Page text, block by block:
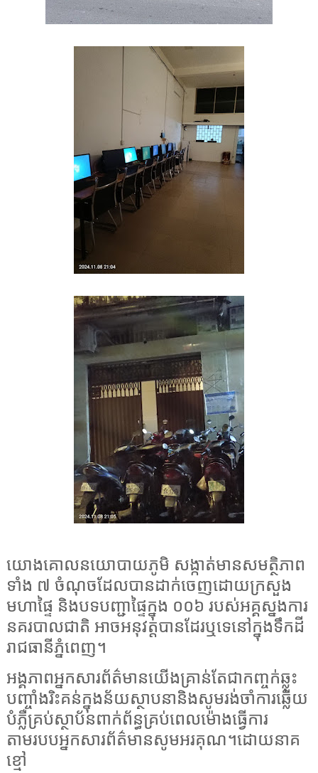
យោងគោលនយោបាយភូមិ សង្កាត់មានសមត្ថិភាព
ទាំង ៧ ចំណុចដែលបានដាក់ចេញដោយក្រសួង
មហាផ្ទៃ និងបទបញ្ជាផ្ទៃក្នុង ០០៦ របស់អគ្គស្នងការ
នគរបាលជាតិ អាចអនុវត្តបានដែរឬទេនៅក្នុងទឹកដី
រាជធានីភ្នំពេញ។
អង្គភាពអ្នកសារព័ត៌មានយើងគ្រាន់តែជាកញ្ចក់ឆ្លុះ
បញ្ចាំងរិះគន់ក្នុងន័យស្ថាបនានិងសូមរង់ចាំការឆ្លើយ
បំភ្លឺគ្រប់ស្ថាប័នពាក់ព័ន្ធគ្រប់ពេលម៉ោងធ្វើការ
តាមរបបអ្នកសារព័ត៌មានសូមអរគុណ។ដោយនាគ
ខ្មៅ